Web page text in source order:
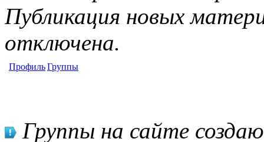
Публикация новых
отключена.
ПрофильГруппы
Группы на сайте